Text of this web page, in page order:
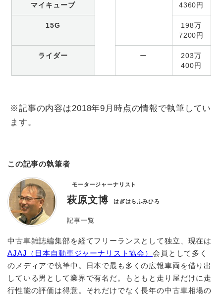
マイキューブ
4360円
15G
198万
7200円
ライダー ー
203万
400円
※記事の内容は2018年9月時点の情報で執筆してい
ます。
この記事の執筆者
モータージャーナリスト
萩原文博 はぎはらふみひろ
記事一覧
中古車雑誌編集部を経てフリーランスとして独立、現在は
AJAJ（日本自動車ジャーナリスト協会） 会員として多く
のメディアで執筆中。日本で最も多くの広報車両を借り出
している男として業界で有名だ。もともと走り屋だけに走
行性能の評価は得意。それだけでなく長年の中古車相場の